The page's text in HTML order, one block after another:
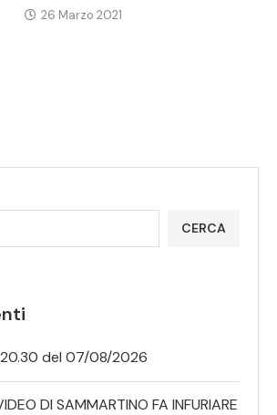
26 Marzo 2021
CERCA
del 07/08/2026
DI SAMMARTINO FA INFURIARE